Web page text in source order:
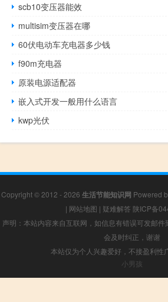
scb10变压器能效
multisim变压器在哪
60伏电动车充电器多少钱
f90m充电器
原装电源适配器
嵌入式开发一般用什么语言
kwp光伏
Copyright © 2012 - 2026 生活节能知识网 Powered
| 网站地图 | 疑难解答 陕ICP备
声明：本站内容来自互联网，如信息有错误可发邮
会及时纠正，谢谢
本站仅为个人兴趣爱好，不接盈利性
小男孩